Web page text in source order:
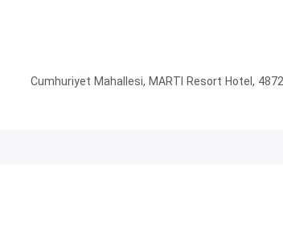
Cumhuriyet Mahallesi, MARTI Resort Hotel,